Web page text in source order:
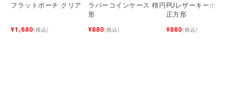
フラットポーチ クリア
¥1,680(税込)
ラバーコインケース 楕円
形
¥880(税込)
PUレザーキーホル
正方形
¥880(税込)